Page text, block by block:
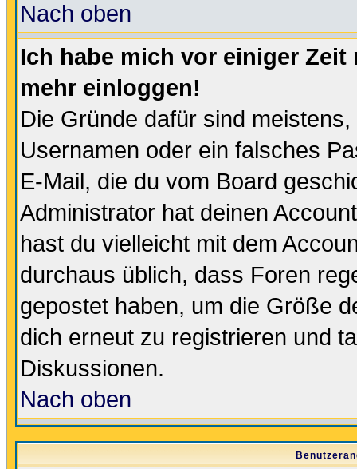
Nach oben
Ich habe mich vor einiger
mehr einloggen!
Die Gründe dafür sind
Usernamen oder ein falsches
E-Mail, die du vom Board
Administrator hat deinen
hast du vielleicht mit dem
durchaus üblich, dass Foren
gepostet haben, um die Größe
dich erneut zu registrieren und
Diskussionen.
Nach oben